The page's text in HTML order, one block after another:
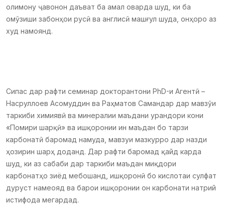
олимону ҷавонон даъват ба амал оварда шуд, ки ба
омӯзиши забонҳои русӣ ва англисӣ машғул шуда, онҳоро аз
худ намоянд.
Сипас дар рафти семинар докторантони PhD-и Агентӣ –
Насруллоев Асомуддин ва Раҳматов Самандар дар мавзӯи
таркиби химиявӣ ва минералии маъдани урандори кони
«Помири шарқӣ» ва ишқоронии ин маъдан бо тарзи
карбонатӣ баромад намуда, мавзуи мазкурро дар назди
ҳозирин шарҳ доданд. Дар рафти баромад қайд карда
шуд, ки аз сабаби дар таркиби маъдан миқдори
карбонатҳо зиёд мебошанд, ишқоронӣ бо кислотаи сулфат
дуруст намеояд ва барои ишқоронии он карбонати натрий
истифода мегардад.